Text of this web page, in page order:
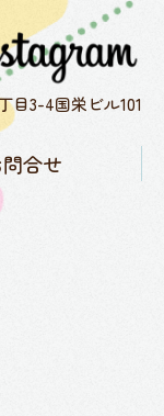
目3-4国栄ビル101
合せ